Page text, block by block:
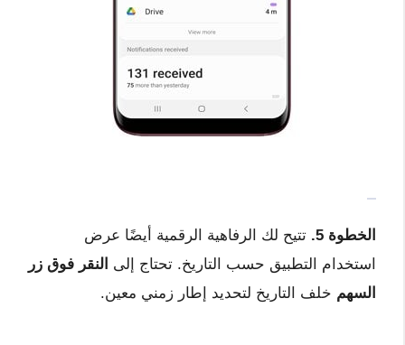
الخطوة 5.
تتيح لك الرفاهية الرقمية أيضًا عرض
استخدام التطبيق حسب التاريخ. تحتاج إلى النقر فوق زر
السهم خلف التاريخ لتحديد إطار زمني معين.